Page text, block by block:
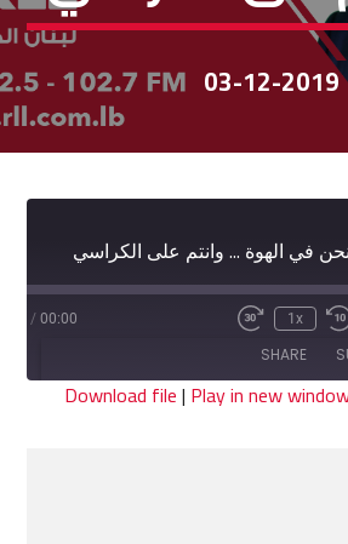
03-12-2019
في الهوة ... وانتم على الكراسي
Rewind
10
Seconds
1x
Fast
seconds
00:00
/
SHARE
Download file| Play in new